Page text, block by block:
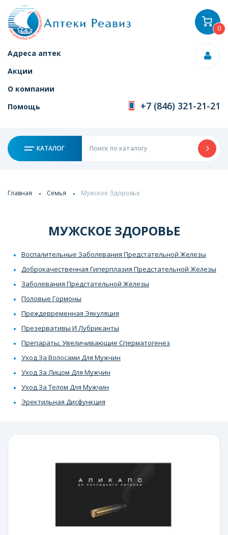
Адреса аптек
Акции
О компании
Помощь
+7 (846) 321-21-21
КАТАЛОГ
0
Главная Семья Мужское Здоровье
МУЖСКОЕ ЗДОРОВЬЕ
Воспалительные Заболевания Предстательной Железы
Доброкачественная Гиперплазия Предстательной Железы
Заболевания Предстательной Железы
Половые Гормоны
Преждевременная Эякуляция
Презервативы И Лубриканты
Препараты, Увеличивающие Сперматогенез
Уход За Волосами Для Мужчин
Уход За Лицом Для Мужчин
Уход За Телом Для Мужчин
Эректильная Дисфункция